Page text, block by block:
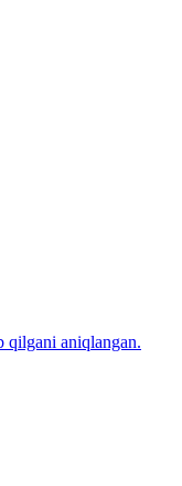
qilgani aniqlangan.